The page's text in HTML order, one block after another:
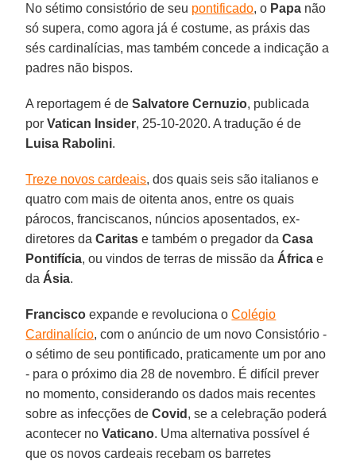
No sétimo consistório de seu pontificado, o Papa não
só supera, como agora já é costume, as práxis das
sés cardinalícias, mas também concede a indicação a
padres não bispos.
A reportagem é deSalvatore Cernuzio, publicada
porVatican Insider, 25-10-2020. A tradução é de
Luisa Rabolini.
Treze novos cardeais, dos quais seis são italianos e
quatro com mais de oitenta anos, entre os quais
párocos, franciscanos, núncios aposentados, ex-
diretores daCaritas e também o pregador daCasa
Pontifícia, ou vindos de terras de missão da África e
da Ásia.
Francisco expande e revoluciona oColégio
Cardinalício, com o anúncio de um novo Consistório -
o sétimo de seu pontificado, praticamente um por ano
- para o próximo dia 28 de novembro. É difícil prever
no momento, considerando os dados mais recentes
sobre as infecções deCovid , se a celebração poderá
acontecer noVaticano. Uma alternativa possível é
que os novos cardeais recebam os barretes